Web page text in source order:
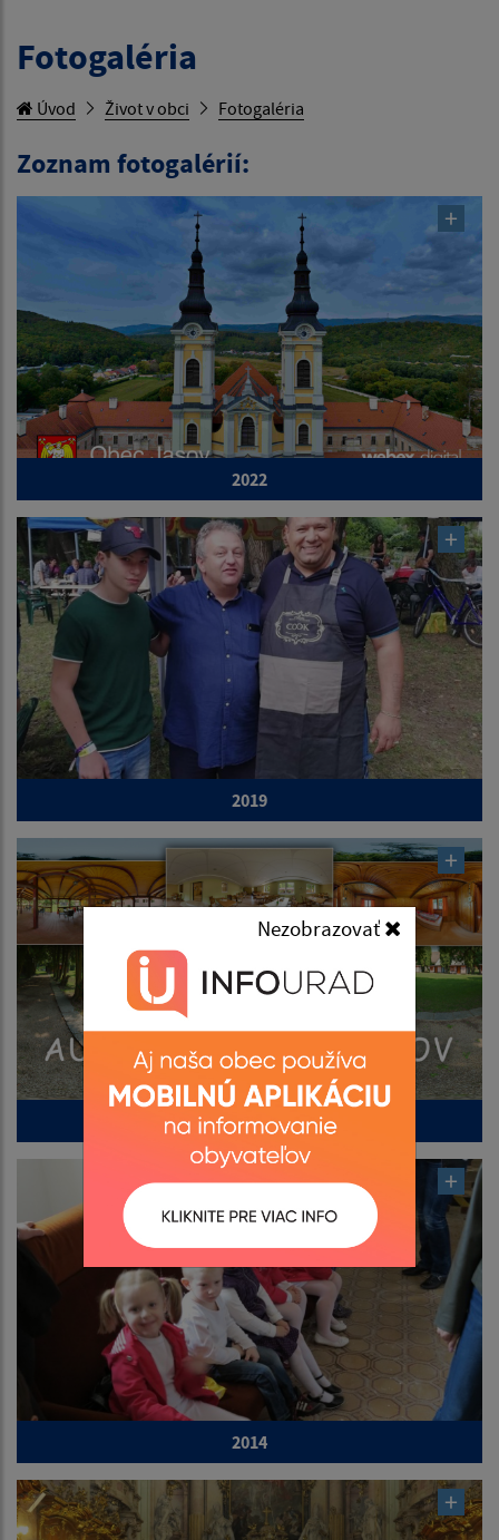
Nezobrazovať
Fotogaléria
Úvod Život v obci Fotogaléria
Zoznam fotogalérií:
2022
2019
2015
2014